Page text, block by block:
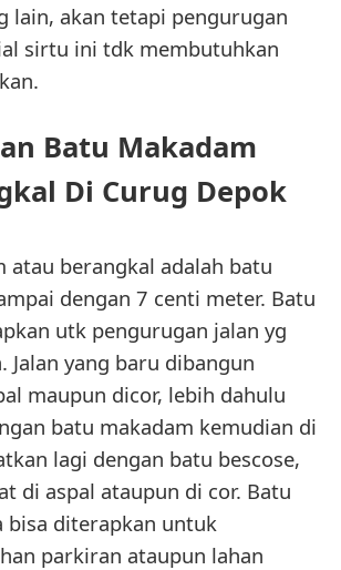
lain, akan tetapi pengurugan
sirtu ini tdk membutuhkan
Batu Makadam
Di Curug Depok
atau berangkal adalah batu
dengan 7 centi meter. Batu
utk pengurugan jalan yg
Jalan yang baru dibangun
maupun dicor, lebih dahulu
batu makadam kemudian di
lagi dengan batu bescose,
di aspal ataupun di cor. Batu
bisa diterapkan untuk
parkiran ataupun lahan